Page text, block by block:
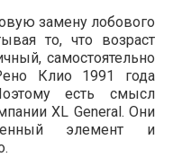
замену лобового
то, что возраст
самостоятельно
Клио 1991 года
есть смысл
XL General. Они
элемент и